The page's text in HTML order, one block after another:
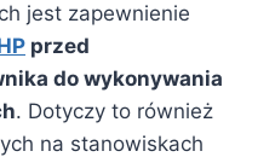
jest zapewnienie
przed
do wykonywania
. Dotyczy to również
na stanowiskach